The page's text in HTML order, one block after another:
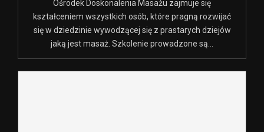
Ośrodek Doskonalenia Masażu zajmuje się
kształceniem wszystkich osób, które pragną rozwijać
się w dziedzinie wywodzącej się z prastarych dziejów
jaką jest masaż. Szkolenie prowadzone są...